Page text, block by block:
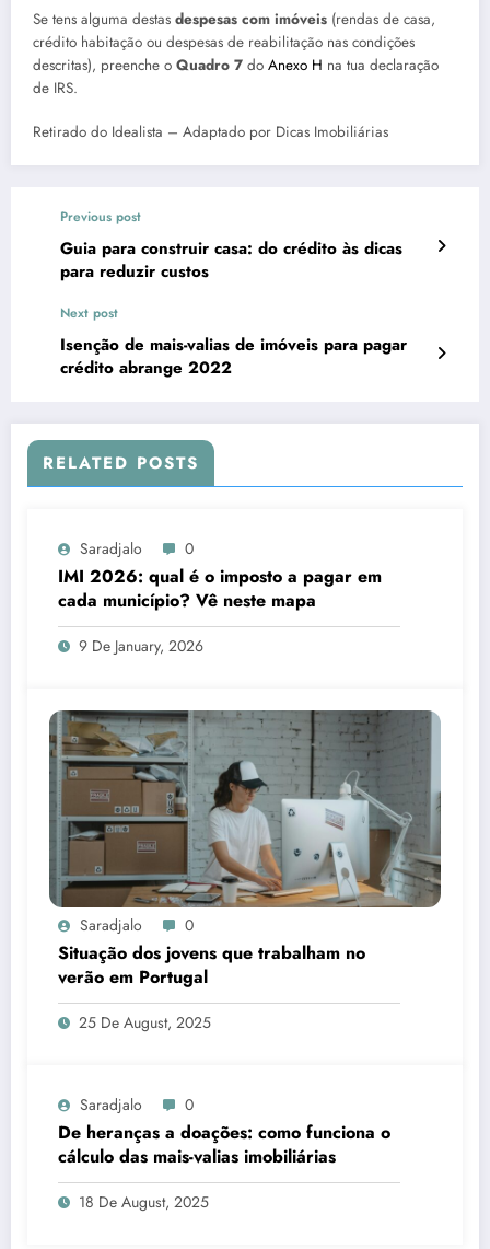
Se tens alguma destas despesas com imóveis (rendas de casa,
crédito habitação ou despesas de reabilitação nas condições
descritas), preenche o Quadro 7 do Anexo H na tua declaração
de IRS.
Retirado do Idealista – Adaptado por Dicas Imobiliárias
Previous post
Guia para construir casa: do crédito às dicas
para reduzir custos
Next post
Isenção de mais-valias de imóveis para pagar
crédito abrange 2022
RELATED POSTS
Saradjalo 0
IMI 2026: qual é o imposto a pagar em
cada município? Vê neste mapa
9 De January, 2026
Saradjalo 0
Situação dos jovens que trabalham no
verão em Portugal
25 De August, 2025
Saradjalo 0
De heranças a doações: como funciona o
cálculo das mais-valias imobiliárias
18 De August, 2025